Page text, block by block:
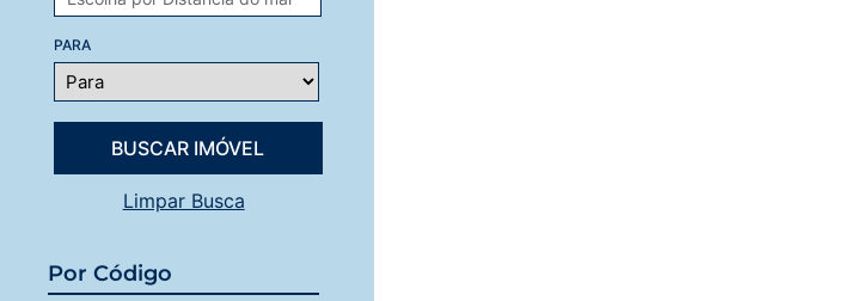
PARA
Limpar Busca
Por Código